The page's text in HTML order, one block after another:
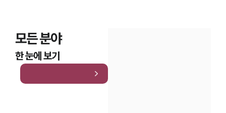
모든 분야
한 눈에 보기